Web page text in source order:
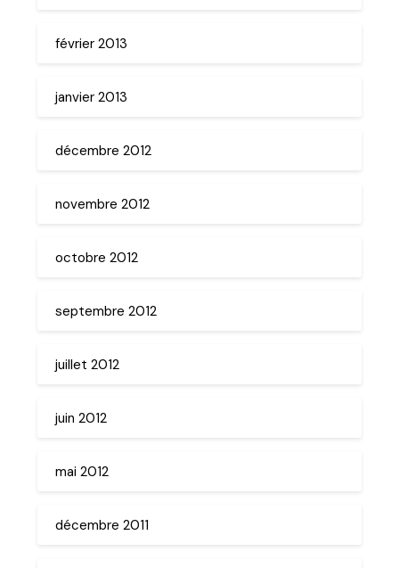
février 2013
janvier 2013
décembre 2012
novembre 2012
octobre 2012
septembre 2012
juillet 2012
juin 2012
mai 2012
décembre 2011